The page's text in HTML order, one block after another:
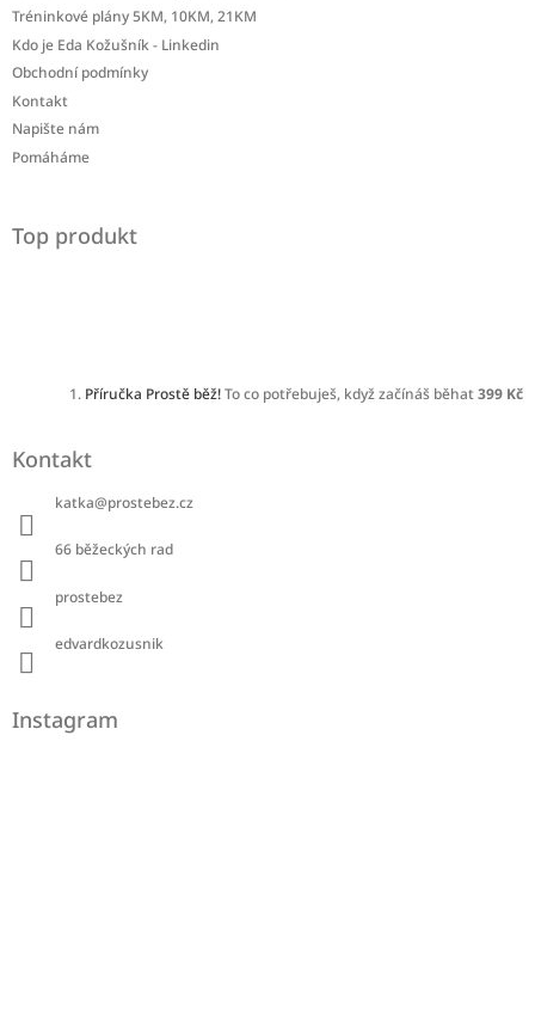
Tréninkové plány 5KM, 10KM, 21KM
Kdo je Eda Kožušník - Linkedin
Obchodní podmínky
Kontakt
Napište nám
Pomáháme
Top produkt
Příručka Prostě běž!To co potřebuješ, když začínáš běhat399 Kč
Kontakt
katka@prostebez.cz
66 běžeckých rad
prostebez
edvardkozusnik
Instagram